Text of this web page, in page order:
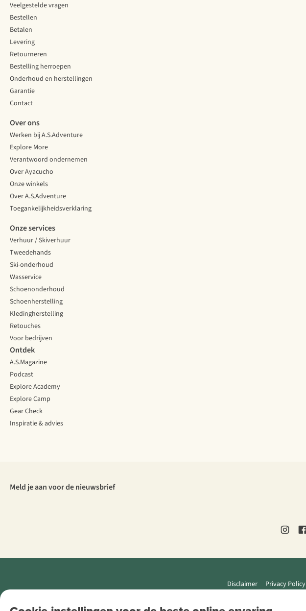
Veelgestelde vragen
Bestellen
Betalen
Levering
Retourneren
Bestelling herroepen
Onderhoud en herstellingen
Garantie
Contact
Over ons
Werken bij A.S.Adventure
Explore More
Verantwoord ondernemen
Over Ayacucho
Onze winkels
Over A.S.Adventure
Toegankelijkheidsverklaring
Onze services
Verhuur / Skiverhuur
Tweedehands
Ski-onderhoud
Wasservice
Schoenonderhoud
Schoenherstelling
Kledingherstelling
Retouches
Voor bedrijven
Ontdek
A.S.Magazine
Podcast
Explore Academy
Explore Camp
Gear Check
Inspiratie & advies
Meld je aan voor de nieuwsbrief
Disclaimer Privacy Policy
Retail Concepts